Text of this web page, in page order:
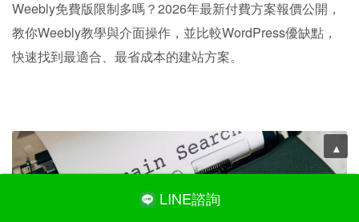
網站設計 軟體
網站設計 軟體
LINE諮詢